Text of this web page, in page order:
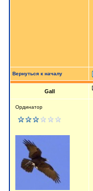
Вернуться к началу
Gall
Ординатор